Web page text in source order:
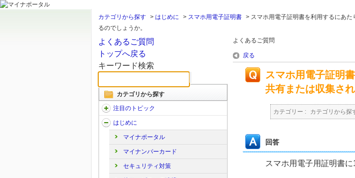
カテゴリから探す > はじめに > スマホ用電子証明書 > スマホ用電子証明書を利用するにあ
るのでしょうか。
よくあるご質問
トップへ戻る
キーワード検索
カテゴリから探す
注目のトピック
はじめに
マイナポータル
マイナンバーカード
セキュリティ対策
よくあるご質問
戻る
スマホ用電子証明
共有または収集さ
カテゴリー : カテゴリから探
回答
スマホ用電子用証明書